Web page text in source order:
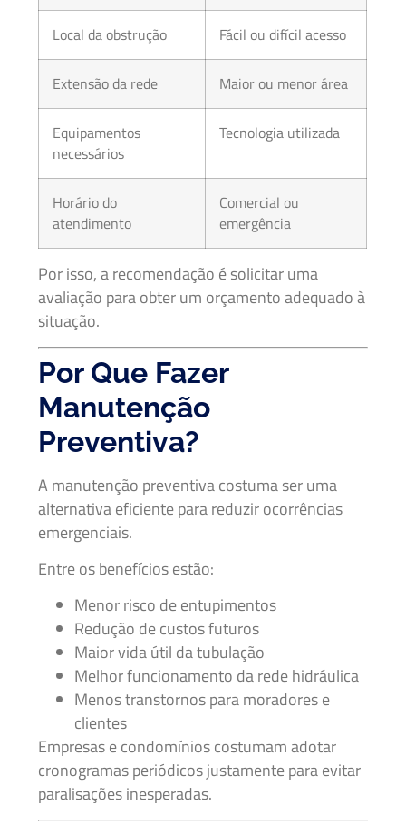
Local da obstrução Fácil ou difícil acesso
Extensão da rede Maior ou menor área
Equipamentos
necessários
Tecnologia utilizada
Horário do
atendimento
Comercial ou
emergência
Por isso, a recomendação é solicitar uma
avaliação para obter um orçamento adequado à
situação.
Por Que Fazer
Manutenção
Preventiva?
A manutenção preventiva costuma ser uma
alternativa eficiente para reduzir ocorrências
emergenciais.
Entre os benefícios estão:
Menor risco de entupimentos
Redução de custos futuros
Maior vida útil da tubulação
Melhor funcionamento da rede hidráulica
Menos transtornos para moradores e
clientes
Empresas e condomínios costumam adotar
cronogramas periódicos justamente para evitar
paralisações inesperadas.